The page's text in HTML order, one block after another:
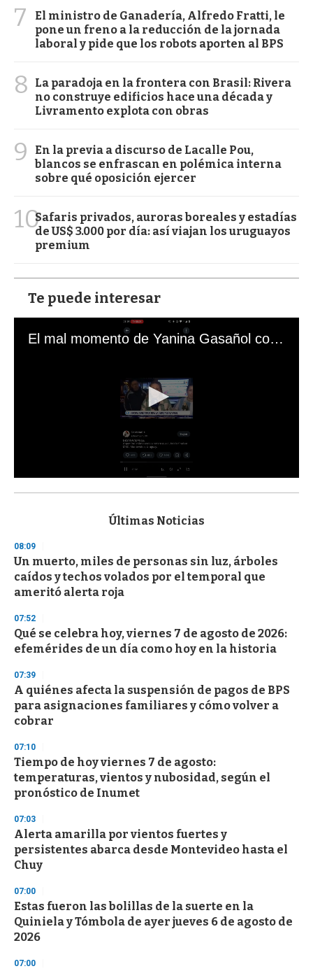
7
El ministro de Ganadería, Alfredo Fratti, le
pone un freno a la reducción de la jornada
laboral y pide que los robots aporten al BPS
8
La paradoja en la frontera con Brasil: Rivera
no construye edificios hace una década y
Livramento explota con obras
9
En la previa a discurso de Lacalle Pou,
blancos se enfrascan en polémica interna
sobre qué oposición ejercer
10Safaris privados, auroras boreales y estadías
de US$ 3.000 por día: así viajan los uruguayos
premium
Te puede interesar
El mal momento de Yanina Gasañol con un hincha argentino en "Subrayado"
s
d
s
o
f
3
s
e
c
o
d
s
Últimas Noticias
08:09
Un muerto, miles de personas sin luz, árboles
caídos y techos volados por el temporal que
ameritó alerta roja
07:52
Qué se celebra hoy, viernes 7 de agosto de 2026:
efemérides de un día como hoy en la historia
07:39
A quiénes afecta la suspensión de pagos de BPS
para asignaciones familiares y cómo volver a
cobrar
07:10
Tiempo de hoy viernes 7 de agosto:
temperaturas, vientos y nubosidad, según el
pronóstico de Inumet
07:03
Alerta amarilla por vientos fuertes y
persistentes abarca desde Montevideo hasta el
Chuy
07:00
Estas fueron las bolillas de la suerte en la
Quiniela y Tómbola de ayer jueves 6 de agosto de
2026
07:00